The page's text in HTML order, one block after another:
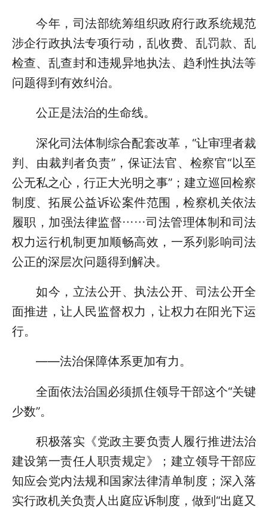
今年，司法部统筹组织政府行政系统规范
涉企行政执法专项行动，乱收费、乱罚款、乱
检查、乱查封和违规异地执法、趋利性执法等
问题得到有效纠治。
公正是法治的生命线。
深化司法体制综合配套改革，“让审理者裁
判、由裁判者负责”，保证法官、检察官“以至
公无私之心，行正大光明之事”；建立巡回检察
制度、拓展公益诉讼案件范围，检察机关依法
履职，加强法律监督……司法管理体制和司法
权力运行机制更加顺畅高效，一系列影响司法
公正的深层次问题得到解决。
如今，立法公开、执法公开、司法公开全
面推进，让人民监督权力，让权力在阳光下运
行。
——法治保障体系更加有力。
全面依法治国必须抓住领导干部这个“关键
少数”。
积极落实《党政主要负责人履行推进法治
建设第一责任人职责规定》；建立领导干部应
知应会党内法规和国家法律清单制度；深入落
实行政机关负责人出庭应诉制度，做到“出庭又